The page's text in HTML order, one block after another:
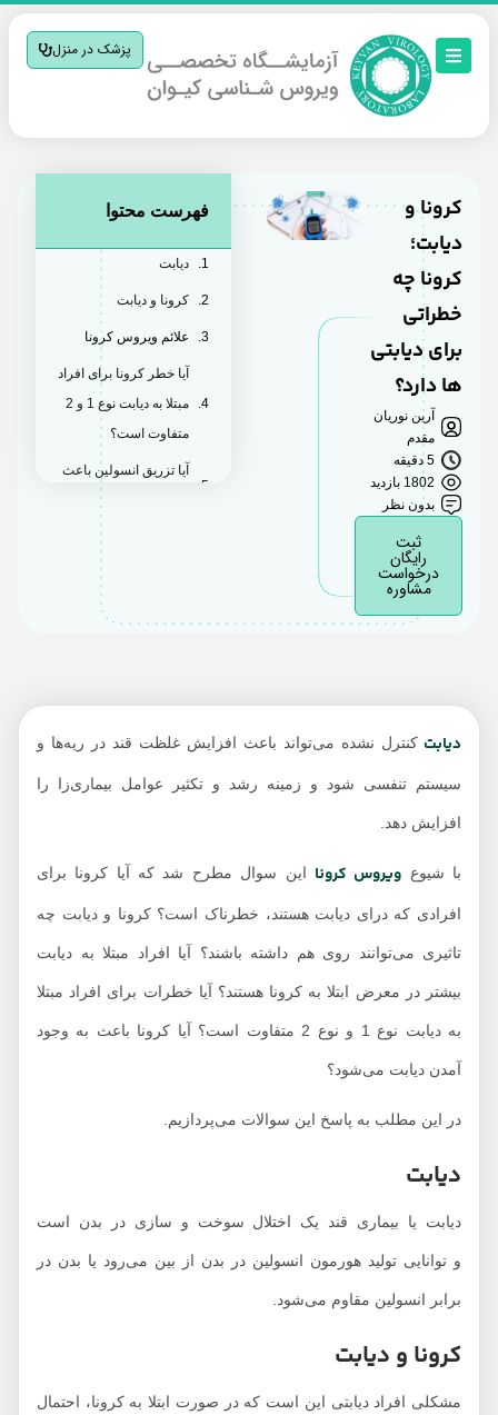
پزشک در منزل
کرونا و
دیابت؛
کرونا چه
خطراتی
برای دیابتی
ها دارد؟
آرین نوریان
مقدم
5 دقیقه
1802 بازدید
بدون نظر
رایگان
درخواست
مشاوره
فهرست محتوا
دیابت
کرونا و دیابت
علائم ویروس کرونا
آیا خطر کرونا برای افراد
مبتلا به دیابت نوع 1 و 2
متفاوت است؟
آیا تزریق انسولین باعث
کرونا در کودکان مبتلا به
دیابت کنترل نشده می‌تواند باعث افزایش غلظت قند در ریه‌ها و
سیستم تنفسی شود و زمینه رشد و تکثیر عوامل بیماری‌زا را
افزایش دهد.
با شیوعویروس کرونا این سوال مطرح شد که آیا کرونا برای
افرادی که درای دیابت هستند، خطرناک است؟ کرونا و دیابت چه
تاثیری می‌توانند روی هم داشته باشند؟ آیا افراد مبتلا به دیابت
بیشتر در معرض ابتلا به کرونا هستند؟ آیا خطرات برای افراد مبتلا
به دیابت نوع 1 و نوع 2 متفاوت است؟ آیا کرونا باعث به وجود
آمدن دیابت می‌شود؟
در این مطلب به پاسخ این سوالات می‌پردازیم.
دیابت
دیابت یا بیماری قند یک اختلال سوخت و سازی در بدن است
و توانایی تولید هورمون انسولین در بدن از بین می‌­رود یا بدن در
برابر انسولین مقاوم می‌شود.
کرونا و دیابت
مشکلی افراد دیابتی این است که در صورت ابتلا به کرونا، احتمال